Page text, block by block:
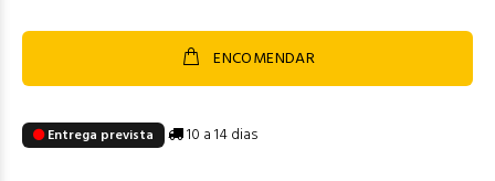
ENCOMENDAR
Entrega prevista 10 a 14 dias